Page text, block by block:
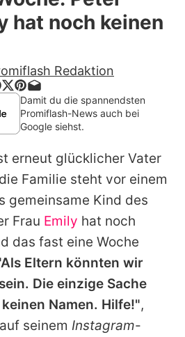
auf Promiflash
runterladen
Team
Richtlinien
verwalten
hat noch keinen
Redaktion
Damit du die spannendsten
Promiflash-News auch bei
Google siehst.
erneut glücklicher Vater
Familie steht vor einem
gemeinsame Kind des
Frau Emily hat noch
das fast eine Woche
Eltern könnten wir
Die einzige Sache
Namen. Hilfe!",
seinem Instagram-